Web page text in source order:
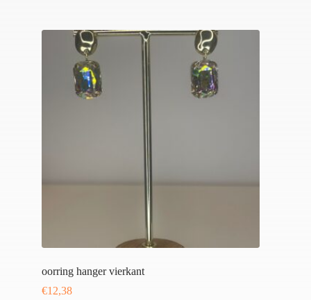
oorring hanger vierkant
€12,38